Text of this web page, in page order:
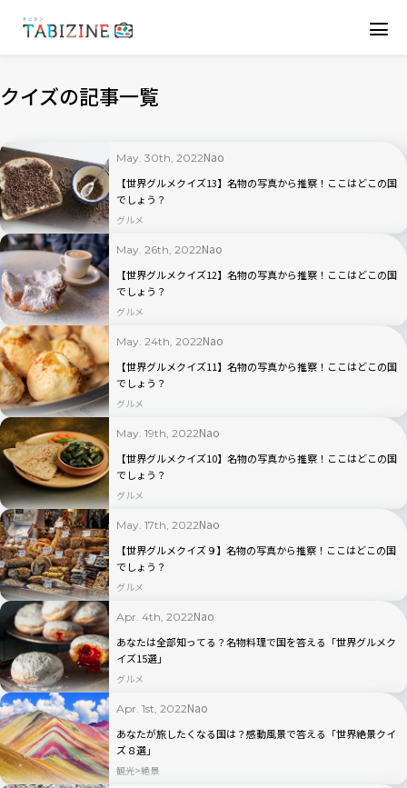
クイズの記事一覧
May. 30th, 2022Nao
【世界グルメクイズ13】名物の写真から推察！ここはどこの国
でしょう？
グルメ
May. 26th, 2022Nao
【世界グルメクイズ12】名物の写真から推察！ここはどこの国
でしょう？
グルメ
May. 24th, 2022Nao
【世界グルメクイズ11】名物の写真から推察！ここはどこの国
でしょう？
グルメ
May. 19th, 2022Nao
【世界グルメクイズ10】名物の写真から推察！ここはどこの国
でしょう？
グルメ
May. 17th, 2022Nao
【世界グルメクイズ９】名物の写真から推察！ここはどこの国
でしょう？
グルメ
Apr. 4th, 2022Nao
あなたは全部知ってる？名物料理で国を答える「世界グルメク
イズ15選」
グルメ
Apr. 1st, 2022Nao
あなたが旅したくなる国は？感動風景で答える「世界絶景クイ
ズ８選」
観光 絶景